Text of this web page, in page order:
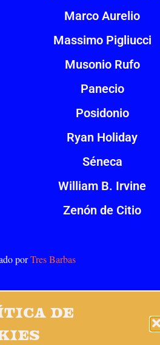
de
Marco Aurelio
Massimo Pigliucci
Musonio Rufo
Panecio
Posidonio
Ryan Holiday
Séneca
William B. Irvine
Zenón de Citio
porTres Barbas